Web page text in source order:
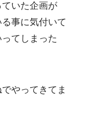
いた企画が
事に気付いて
てしまった
やってきてま